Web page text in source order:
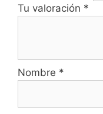
Tu valoración *
Nombre *